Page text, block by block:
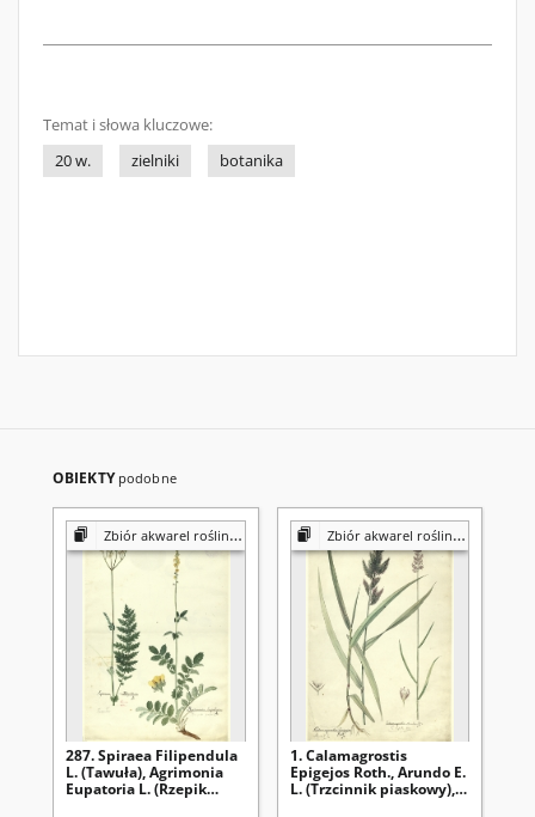
Temat i słowa kluczowe:
20 w.
zielniki botanika
OBIEKTY podobne
Zbiór akwarel roślin Konstantego Prószyńskiego
287. Spiraea Filipendula
L. (Tawuła), Agrimonia
Eupatoria L. (Rzepik
Zbiór akwarel roślin Konstantego Prószyńskiego
1. Calamagrostis
Epigejos Roth., Arundo E.
L. (Trzcinnik piaskowy),